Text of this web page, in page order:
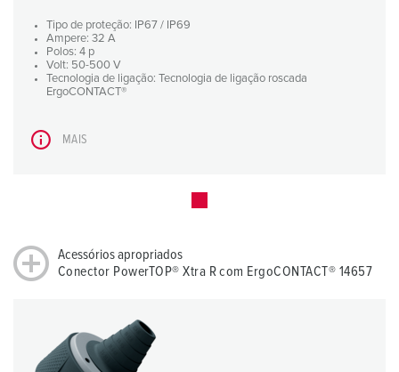
Tipo de proteção: IP67 / IP69
Ampere: 32 A
Polos: 4 p
Volt: 50-500 V
Tecnologia de ligação: Tecnologia de ligação roscada
ErgoCONTACT®
MAIS
Acessórios apropriados
Conector PowerTOP® Xtra R com ErgoCONTACT® 14657